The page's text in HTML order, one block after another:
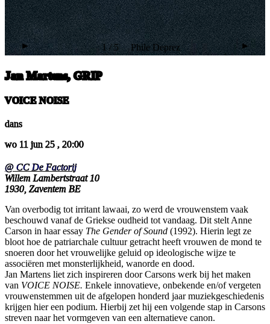
1/5 Phile Deprez
► ►
Jan Martens, GRIP
VOICE NOISE
dans
wo 11 jun 25 , 20:00
@ CC De Factorij
Willem Lambertstraat 10
1930, Zaventem BE
Van overbodig tot irritant lawaai, zo werd de vrouwenstem vaak
beschouwd vanaf de Griekse oudheid tot vandaag. Dit stelt Anne
Carson in haar essay The Gender of Sound (1992). Hierin legt ze
bloot hoe de patriarchale cultuur getracht heeft vrouwen de mond te
snoeren door het vrouwelijke geluid op ideologische wijze te
associëren met monsterlijkheid, wanorde en dood.
Jan Martens liet zich inspireren door Carsons werk bij het maken
van VOICE NOISE. Enkele innovatieve, onbekende en/of vergeten
vrouwenstemmen uit de afgelopen honderd jaar muziekgeschiedenis
krijgen hier een podium. Hierbij zet hij een volgende stap in Carsons
streven naar het vormgeven van een alternatieve canon.